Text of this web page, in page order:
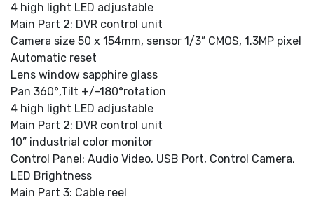
4 high light LED adjustable
Main Part 2: DVR control unit
Camera size 50 x 154mm, sensor 1/3” CMOS, 1.3MP pixel
Automatic reset
Lens window sapphire glass
Pan 360°,Tilt +/-180°rotation
4 high light LED adjustable
Main Part 2: DVR control unit
10” industrial color monitor
Control Panel: Audio Video, USB Port, Control Camera,
LED Brightness
Main Part 3: Cable reel